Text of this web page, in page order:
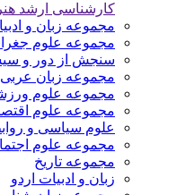
کارشناسی ارشد هنر
مجموعه زبان و
مجموعه علوم
سنجش از دور و
مجموعه زبان عربی
مجموعه علوم
مجموعه علوم
علوم سیاسی و
مجموعه علوم
مجموعه تاریخ
زبان و ادبیات اردو